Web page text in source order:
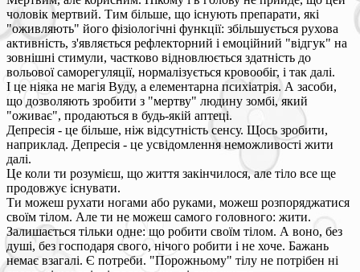
чоловік мертвий. Тим більше, що існують препарати, які
"оживляють" його фізіологічні функції: збільшується рухова
активність, з'являється рефлекторний і емоційний "відгук" на
зовнішні стимули, частково відновлюється здатність до
вольової саморегуляції, нормалізується кровообіг, і так далі.
І це ніяка не магія Вуду, а елементарна психіатрія. А засоби,
що дозволяють зробити з "мертву" людину зомбі, який
"оживає", продаються в будь-якій аптеці.
Депресія - це більше, ніж відсутність сенсу. Щось зробити,
наприклад. Депресія - це усвідомлення неможливості жити
далі.
Це коли ти розумієш, що життя закінчилося, але тіло все ще
продовжує існувати.
Ти можеш рухати ногами або руками, можеш розпоряджатися
своїм тілом. Але ти не можеш самого головного: жити.
Залишається тільки одне: що робити своїм тілом. А воно, без
душі, без господаря свого, нічого робити і не хоче. Бажань
немає взагалі. Є потреби. "Порожньому" тілу не потрібен ні